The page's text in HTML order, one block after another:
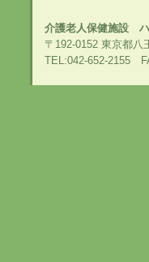
介護老人保健施設 ハ
〒192-0152 東京都八
TEL:042-652-2155